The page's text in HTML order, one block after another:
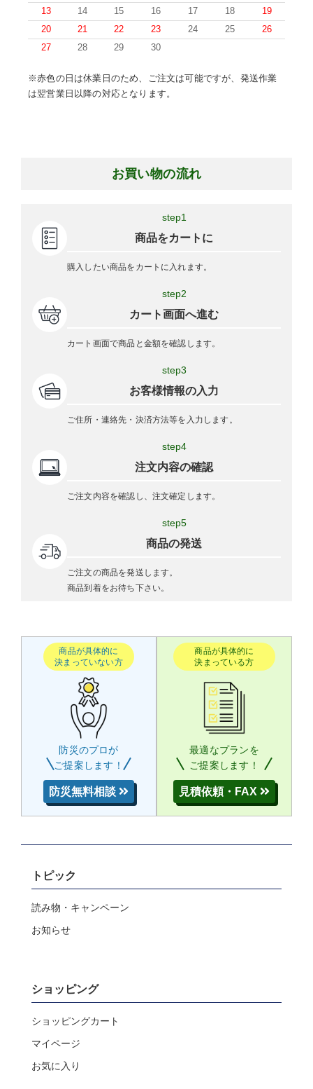
13
14 15 16 17 18
19
20
21 22 23 24 25
26
27
28 29 30
※赤色の日は休業日のため、ご注文は可能ですが、発送作業
は翌営業日以降の対応となります。
お買い物の流れ
step1
商品をカートに
購入したい商品をカートに入れます。
step2
カート画面へ進む
カート画面で商品と金額を確認します。
step3
お客様情報の入力
ご住所・連絡先・決済方法等を入力します。
step4
注文内容の確認
ご注文内容を確認し、注文確定します。
step5
商品の発送
ご注文の商品を発送します。
商品到着をお待ち下さい。
商品が具体的に
決まっていない方
防災のプロが
ご提案します！
防災無料相談
商品が具体的に
決まっている方
最適なプランを
ご提案します！
見積依頼・FAX
トピック
読み物・キャンペーン
お知らせ
ショッピング
ショッピングカート
マイページ
お気に入り